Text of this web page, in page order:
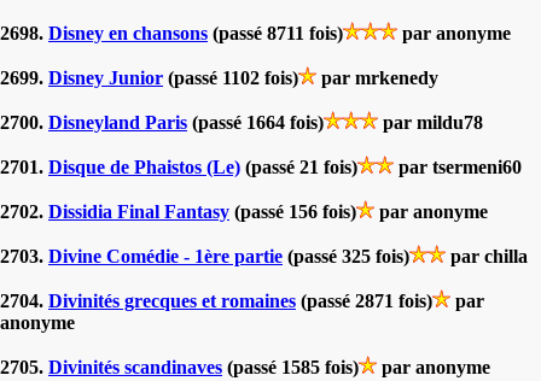
2698. Disney en chansons (passé 8711 fois) par anonyme
2699. Disney Junior (passé 1102 fois) par mrkenedy
2700. Disneyland Paris (passé 1664 fois) par mildu78
2701. Disque de Phaistos (Le) (passé 21 fois) par tsermeni60
2702. Dissidia Final Fantasy (passé 156 fois) par anonyme
2703. Divine Comédie - 1ère partie (passé 325 fois) par chilla
2704. Divinités grecques et romaines (passé 2871 fois)
par
anonyme
2705. Divinités scandinaves (passé 1585 fois) par anonyme